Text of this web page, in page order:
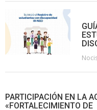
PARTICIPACIÓN EN LA
«FORTALECIMIENTO DE